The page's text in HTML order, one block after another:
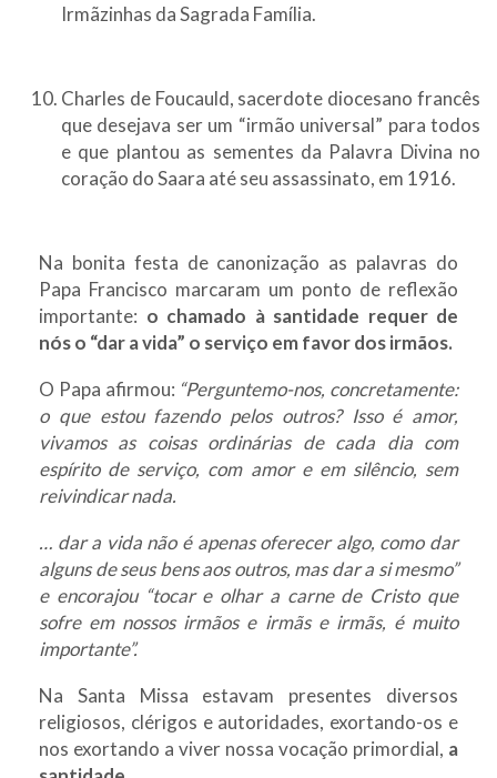
Irmãzinhas da Sagrada Família.
Charles de Foucauld, sacerdote diocesano francês
que desejava ser um “irmão universal” para todos
e que plantou as sementes da Palavra Divina no
coração do Saara até seu assassinato, em 1916.
Na bonita festa de canonização as palavras do
Papa Francisco marcaram um ponto de reflexão
importante: o chamado à santidade requer de
nós o “dar a vida” o serviço em favor dos irmãos.
O Papa afirmou: “Perguntemo-nos, concretamente:
o que estou fazendo pelos outros? Isso é amor,
vivamos as coisas ordinárias de cada dia com
espírito de serviço, com amor e em silêncio, sem
reivindicar nada.
… dar a vida não é apenas oferecer algo, como dar
alguns de seus bens aos outros, mas dar a si mesmo”
e encorajou “tocar e olhar a carne de Cristo que
sofre em nossos irmãos e irmãs e irmãs, é muito
importante”.
Na Santa Missa estavam presentes diversos
religiosos, clérigos e autoridades, exortando-os e
nos exortando a viver nossa vocação primordial, a